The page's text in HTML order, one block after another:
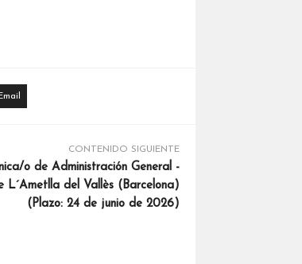
Email
CONTENIDO SIGUIENTE
o de Administración General -
L´Ametlla del Vallès (Barcelona)
(Plazo: 24 de junio de 2026)